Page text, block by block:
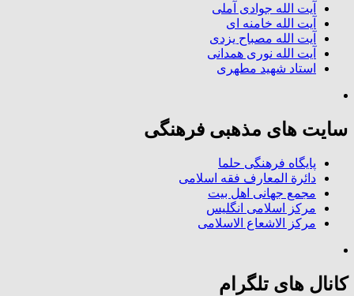
آیت الله جوادی آملی
آیت الله خامنه ای
آیت الله مصباح یزدی
آیت الله نوری همدانی
استاد شهید مطهری
سایت های مذهبی فرهنگی
پایگاه فرهنگی حلما
دائرة المعارف فقه اسلامی
مجمع جهانی اهل بیت
مرکز اسلامی انگلیس
مرکز الاشعاع الاسلامی
کانال های تلگرام